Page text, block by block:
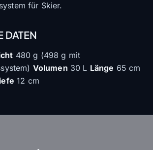
für Skier.
DATEN
480 g (498 g mit
Volumen 30 L Länge 65 cm
12 cm